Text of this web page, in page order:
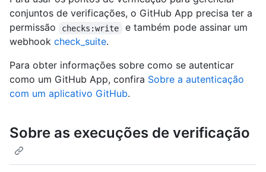
conjuntos de verificações, o GitHub App precisa ter a
permissão
checks:write
e também pode assinar um
webhook check_suite.
Para obter informações sobre como se autenticar
como um GitHub App, confira Sobre a autenticação
com um aplicativo GitHub.
Sobre as execuções de verificação